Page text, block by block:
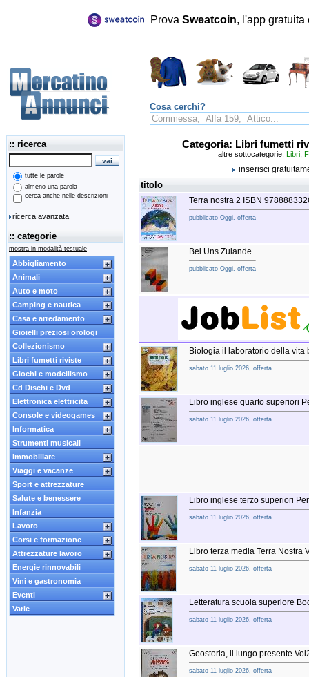
Prova Sweatcoin, l'app
Cosa cerchi?
:: ricerca
tutte le parole
almeno una parola
cerca anche nelle descrizioni
ricerca avanzata
:: categorie
mostra in modalità testuale
Abbigliamento
Animali
Auto e moto
Camping e nautica
Casa e arredamento
Gioielli preziosi orologi
Collezionismo
Libri fumetti riviste
Giochi e modellismo
Cd Dischi e Dvd
Elettronica elettricita
Console e videogames
Informatica
Strumenti musicali
Immobiliare
Viaggi e vacanze
Sport e attrezzature
Salute e benessere
Infanzia
Lavoro
Corsi e formazione
Attrezzature lavoro
Energie rinnovabili
Vini e gastronomia
Eventi
Varie
Categoria: Libri fumetti
altre sottocategorie: Libri
inserisci
titolo
Terra nostra 2 ISBN
pubblicato Oggi, offerta
Bei Uns Zulande
pubblicato Oggi, offerta
Biologia il laboratorio della vita
sabato 11 luglio 2026, offerta
Libro inglese quarto superiori
sabato 11 luglio 2026, offerta
Libro inglese terzo superiori
sabato 11 luglio 2026, offerta
Libro terza media Terra Nostra
sabato 11 luglio 2026, offerta
Letteratura scuola superiore
sabato 11 luglio 2026, offerta
Geostoria, il lungo presente
sabato 11 luglio 2026, offerta